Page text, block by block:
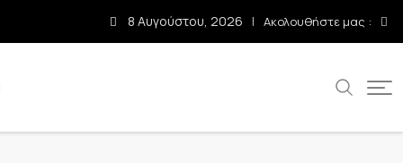
8 Αυγούστου, 2026 Ακολουθήστε μας :